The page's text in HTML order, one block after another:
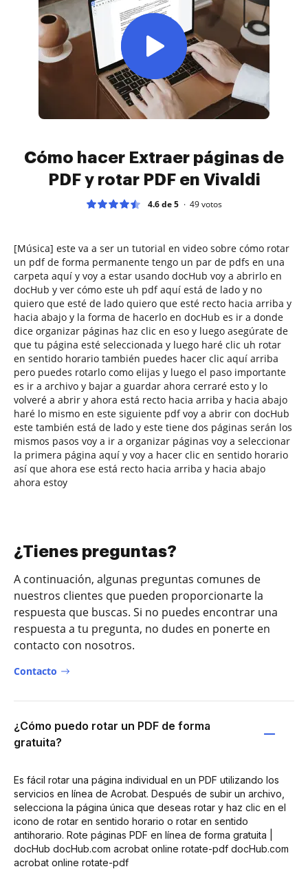
Cómo hacer Extraer páginas de
PDF y rotar PDF en Vivaldi
4.6 de 5 49votos
[Música] este va a ser un tutorial en video sobre cómo rotar
un pdf de forma permanente tengo un par de pdfs en una
carpeta aquí y voy a estar usando docHub voy a abrirlo en
docHub y ver cómo este uh pdf aquí está de lado y no
quiero que esté de lado quiero que esté recto hacia arriba y
hacia abajo y la forma de hacerlo en docHub es ir a donde
dice organizar páginas haz clic en eso y luego asegúrate de
que tu página esté seleccionada y luego haré clic uh rotar
en sentido horario también puedes hacer clic aquí arriba
pero puedes rotarlo como elijas y luego el paso importante
es ir a archivo y bajar a guardar ahora cerraré esto y lo
volveré a abrir y ahora está recto hacia arriba y hacia abajo
haré lo mismo en este siguiente pdf voy a abrir con docHub
este también está de lado y este tiene dos páginas serán los
mismos pasos voy a ir a organizar páginas voy a seleccionar
la primera página aquí y voy a hacer clic en sentido horario
así que ahora ese está recto hacia arriba y hacia abajo
ahora estoy
¿Tienes preguntas?
A continuación, algunas preguntas comunes de
nuestros clientes que pueden proporcionarte la
respuesta que buscas. Si no puedes encontrar una
respuesta a tu pregunta, no dudes en ponerte en
contacto con nosotros.
Contacto
¿Cómo puedo rotar un PDF de forma
gratuita?
Es fácil rotar una página individual en un PDF utilizando los
servicios en línea de Acrobat. Después de subir un archivo,
selecciona la página única que deseas rotar y haz clic en el
icono de rotar en sentido horario o rotar en sentido
antihorario. Rote páginas PDF en línea de forma gratuita |
docHub docHub.com acrobat online rotate-pdf docHub.com
acrobat online rotate-pdf